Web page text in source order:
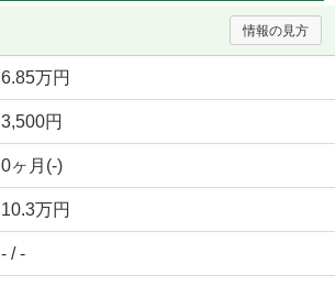
情報の見方
6.85万円
3,500円
0ヶ月(-)
10.3万円
- / -